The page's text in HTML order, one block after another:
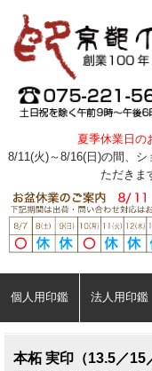
夏季休業日の
8/11(火)～8/16(日)の間、
ただきま
個人用印鑑 法人用印鑑
本柘 実印（13.5／15